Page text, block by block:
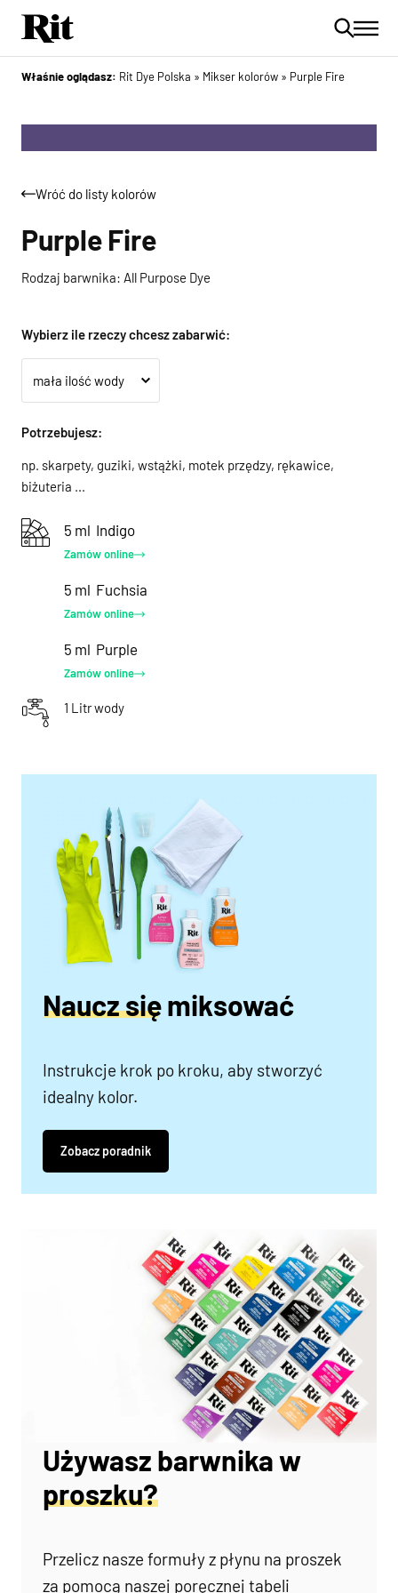
Właśnie oglądasz: Rit Dye Polska » Mikser kolorów » Purple Fire
Wróć do listy kolorów
Purple Fire
Rodzaj barwnika: All Purpose Dye
Wybierz ile rzeczy chcesz zabarwić:
Potrzebujesz:
np. skarpety, guziki, wstążki, motek przędzy, rękawice,
biżuteria ...
5 ml Indigo
Zamów online
5 ml Fuchsia
Zamów online
5 ml Purple
Zamów online
1 Litr wody
Naucz się miksować
Instrukcje krok po kroku, aby stworzyć
idealny kolor.
Zobacz poradnik
Używasz barwnika w
proszku?
Przelicz nasze formuły z płynu na proszek
za pomocą naszej poręcznej tabeli